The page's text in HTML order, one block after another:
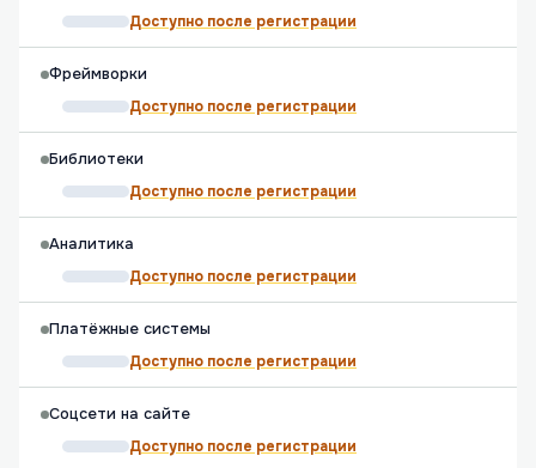
Доступно после регистрации
Фреймворки
Доступно после регистрации
Библиотеки
Доступно после регистрации
Аналитика
Доступно после регистрации
Платёжные системы
Доступно после регистрации
Соцсети на сайте
Доступно после регистрации